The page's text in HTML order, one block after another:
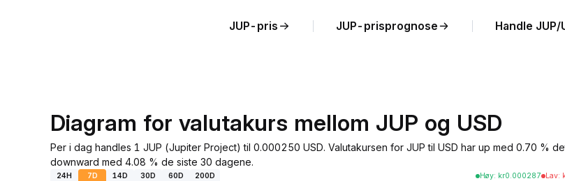
JUP-pris JUP-prisprognose Handle JUP/
Diagram for valutakurs mellom JUP og USD
Per i dag handles 1 JUP (Jupiter Project) til 0.000250 USD. Valutakursen for JUP til USD har up med 0.70 %
downward med 4.08 % de siste 30 dagene.
24H 7D 14D 30D 60D 200D Høy: kr0.000287 Lav: